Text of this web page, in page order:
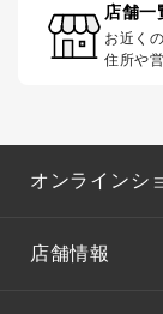
店舗一
お近く
住所や
オンラインシ
店舗情報